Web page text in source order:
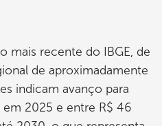
mais recente do IBGE, de
de aproximadamente
indicam avanço para
2025 e entre R$ 46